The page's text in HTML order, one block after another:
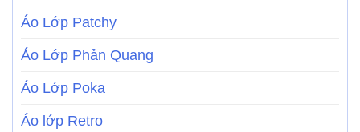
Áo Lớp Patchy
Áo Lớp Phản Quang
Áo Lớp Poka
Áo lớp Retro